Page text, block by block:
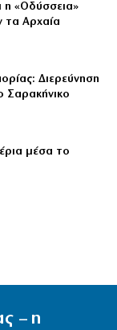
«Οδύσσεια»
τα Αρχαία
Διερεύνηση
Σαρακήνικο
μέσα το
– η